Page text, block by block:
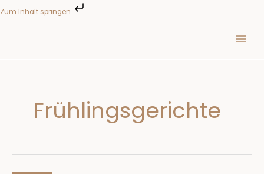
Zum Inhalt springen
Frühlingsgerichte